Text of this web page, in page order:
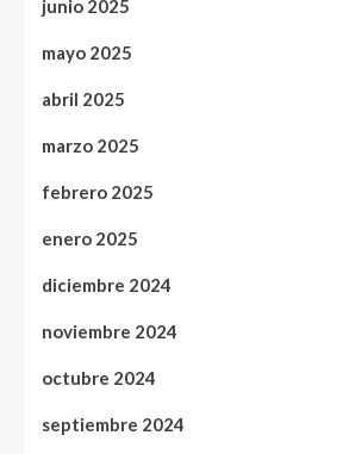
junio 2025
mayo 2025
abril 2025
marzo 2025
febrero 2025
enero 2025
diciembre 2024
noviembre 2024
octubre 2024
septiembre 2024